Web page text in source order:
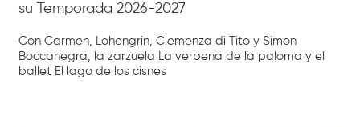
su Temporada 2026-2027
Con Carmen, Lohengrin, Clemenza di Tito y Simon
Boccanegra, la zarzuela La verbena de la paloma y el
ballet El lago de los cisnes